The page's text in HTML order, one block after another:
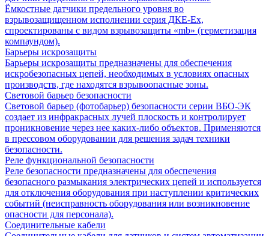
Ёмкостные датчики предельного уровня во
взрывозащищенном исполнении серия ДКЕ-Ех,
спроектированы с видом взрывозащиты «mb» (герметизация
компаундом).
Барьеры искрозащиты
Барьеры искрозащиты предназначены для обеспечения
искробезопасных цепей, необходимых в условиях опасных
производств, где находятся взрывоопасные зоны.
Световой барьер безопасности
Световой барьер (фотобарьер) безопасности серии ВБО-ЭК
создает из инфракрасных лучей плоскость и контролирует
проникновение через нее каких-либо объектов. Применяются
в прессовом оборудовании для решения задач техники
безопасности.
Реле функциональной безопасности
Реле безопасности предназначены для обеспечения
безопасного размыкания электрических цепей и используется
для отключения оборудования при наступлении критических
событий (неисправность оборудования или возникновение
опасности для персонала).
Соединительные кабели